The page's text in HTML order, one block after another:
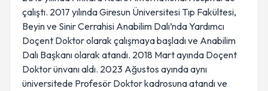
çalıştı. 2017 yılında Giresun Üniversitesi Tıp Fakültesi,
Beyin ve Sinir Cerrahisi Anabilim Dalı’nda Yardımcı
Doçent Doktor olarak çalışmaya başladı ve Anabilim
Dalı Başkanı olarak atandı. 2018 Mart ayında Doçent
Doktor ünvanı aldı. 2023 Ağustos ayında aynı
üniversitede Profesör Doktor kadrosuna atandı ve